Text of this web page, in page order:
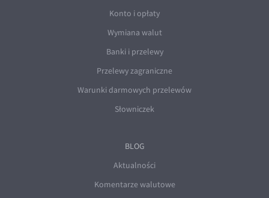
Konto i opłaty
Wymiana walut
Banki i przelewy
Przelewy zagraniczne
Warunki darmowych przelewów
Słowniczek
BLOG
Aktualności
Komentarze walutowe